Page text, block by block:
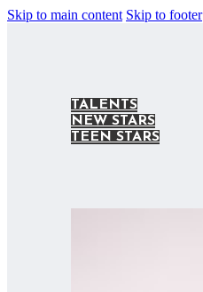
Skip to main content Skip to footer
TALENTS
NEW STARS
TEEN STARS